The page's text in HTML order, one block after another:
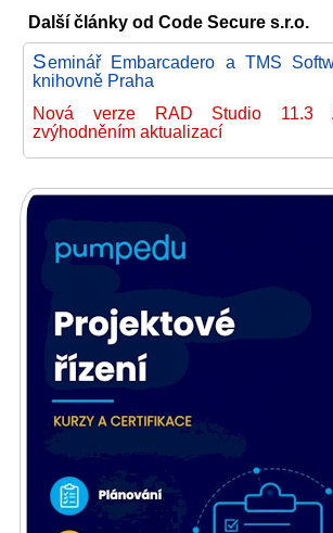
Další články od Code Secure s.r.o.
Seminář Embarcadero a TMS
knihovně Praha
Nová verze RAD Studio 11.3
zvýhodněním aktualizací